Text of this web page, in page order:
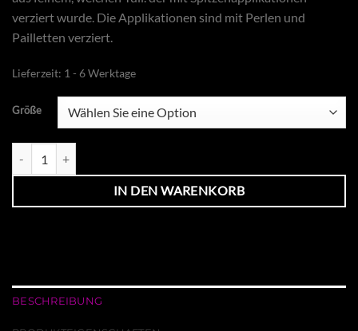
verziert wurde. Die Applikationen sind mit Perlen und
Pailletten verziert.
Lieferzeit: 1 - 6 Werktage
Größe
IN DEN WARENKORB
BESCHREIBUNG